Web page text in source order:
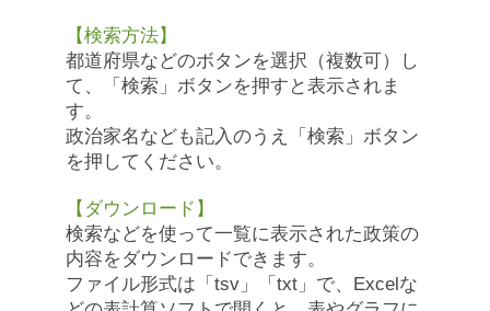
【検索方法】
都道府県などのボタンを選択（複数可）し
て、「検索」ボタンを押すと表示されま
す。
政治家名なども記入のうえ「検索」ボタン
を押してください。
【ダウンロード】
検索などを使って一覧に表示された政策の
内容をダウンロードできます。
ファイル形式は「tsv」「txt」で、Excelな